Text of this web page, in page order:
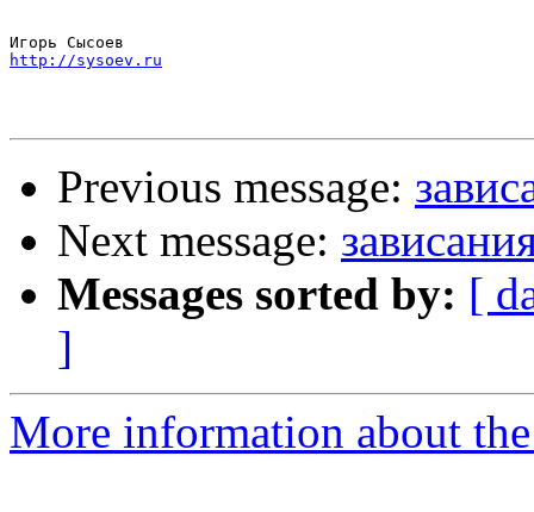
http://sysoev.ru
Previous message:
Next message:
Messages sorted by: [
]
More information about